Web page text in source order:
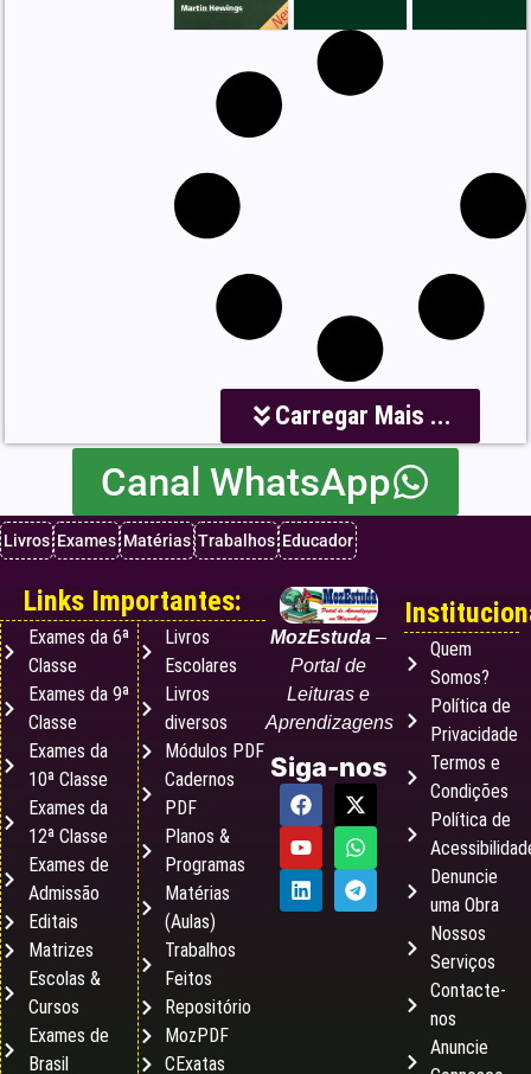
Carregar Mais ...
Canal WhatsApp
Livros Exames Matérias Trabalhos Educador
MozEstuda –
Portal de
Leituras e
Aprendizagens
Siga-nos
Quem
Somos?
Política de
Privacidade
Termos e
Condições
Política de
Denuncie
uma Obra
Nossos
Serviços
Contacte-
nos
Anuncie
Links Importantes:
Exames da 6ª
Classe
Exames da 9ª
Classe
Exames da
10ª Classe
Exames da
12ª Classe
Exames de
Admissão
Editais
Matrizes
Escolas &
Cursos
Exames de
Brasil
Livros
Escolares
Livros
diversos
Módulos PDF
Cadernos
PDF
Planos &
Programas
Matérias
(Aulas)
Trabalhos
Feitos
Repositório
MozPDF
CExatas